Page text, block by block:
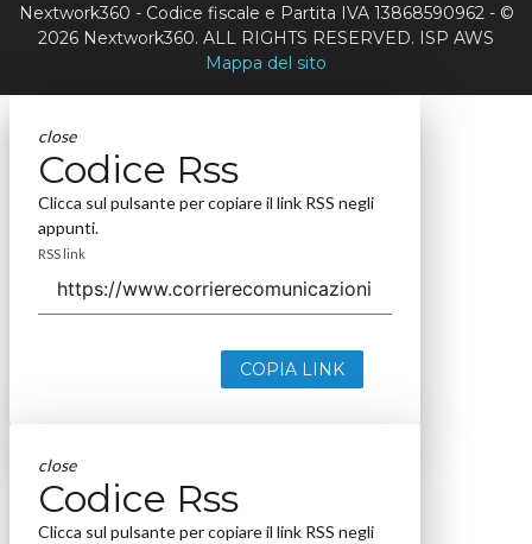
Nextwork360 - Codice fiscale e Partita IVA 13868590962 - ©
2026 Nextwork360. ALL RIGHTS RESERVED. ISP AWS
Mappa del sito
close
Codice Rss
Clicca sul pulsante per copiare il link RSS negli
appunti.
RSS link
COPIA LINK
close
Codice Rss
Clicca sul pulsante per copiare il link RSS negli